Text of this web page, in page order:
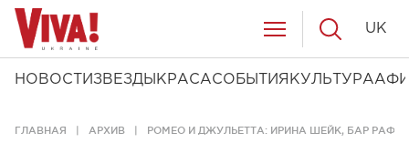
НОВОСТИ ЗВЕЗДЫ КРАСАСОБЫТИЯ КУЛЬТУРА
UK
ГЛАВНАЯ АРХИВ РОМЕО И ДЖУЛЬЕТТА: ИРИНА ШЕЙК, БАР